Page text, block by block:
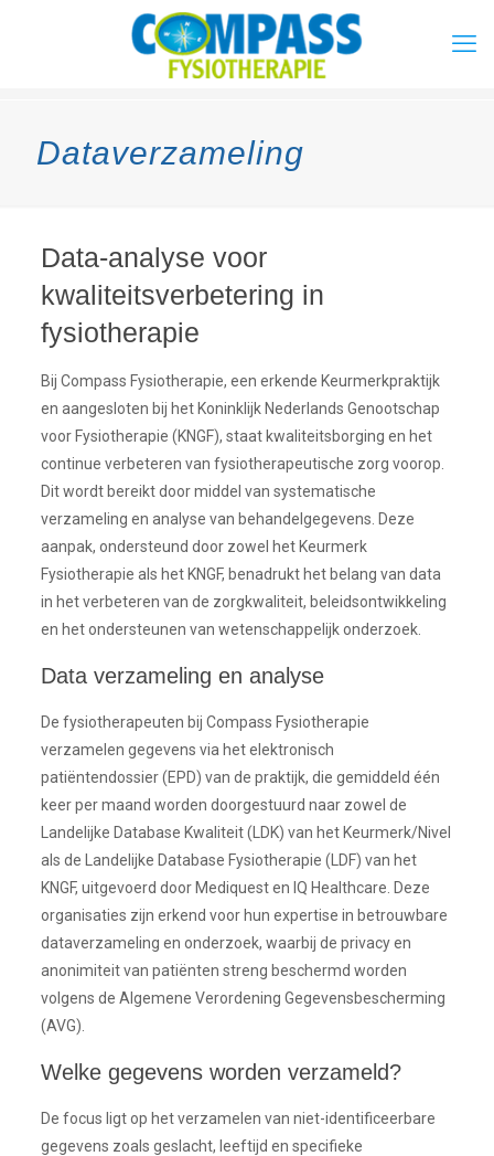
Dataverzameling
Data-analyse voor
kwaliteitsverbetering in
fysiotherapie
Bij Compass Fysiotherapie, een erkende Keurmerkpraktijk
en aangesloten bij het Koninklijk Nederlands Genootschap
voor Fysiotherapie (KNGF), staat kwaliteitsborging en het
continue verbeteren van fysiotherapeutische zorg voorop.
Dit wordt bereikt door middel van systematische
verzameling en analyse van behandelgegevens. Deze
aanpak, ondersteund door zowel het Keurmerk
Fysiotherapie als het KNGF, benadrukt het belang van data
in het verbeteren van de zorgkwaliteit, beleidsontwikkeling
en het ondersteunen van wetenschappelijk onderzoek.
Data verzameling en analyse
De fysiotherapeuten bij Compass Fysiotherapie
verzamelen gegevens via het elektronisch
patiëntendossier (EPD) van de praktijk, die gemiddeld één
keer per maand worden doorgestuurd naar zowel de
Landelijke Database Kwaliteit (LDK) van het Keurmerk/Nivel
als de Landelijke Database Fysiotherapie (LDF) van het
KNGF, uitgevoerd door Mediquest en IQ Healthcare. Deze
organisaties zijn erkend voor hun expertise in betrouwbare
dataverzameling en onderzoek, waarbij de privacy en
anonimiteit van patiënten streng beschermd worden
volgens de Algemene Verordening Gegevensbescherming
(AVG).
Welke gegevens worden verzameld?
De focus ligt op het verzamelen van niet-identificeerbare
gegevens zoals geslacht, leeftijd en specifieke